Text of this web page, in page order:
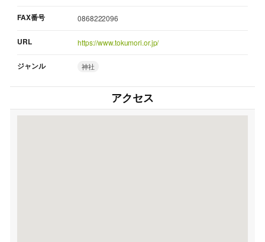
FAX番号 0868222096
URL https://www.tokumori.or.jp/
ジャンル 神社
アクセス